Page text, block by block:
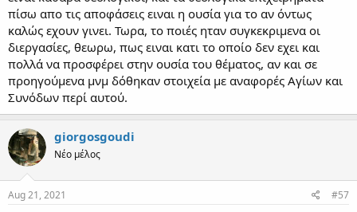
πίσω απο τις αποφάσεις ειναι η ουσία για το αν όντως
καλώς εχουν γινει. Τωρα, το ποιές ηταν συγκεκριμενα οι
διεργασίες, θεωρω, πως ειναι κατι το οποίο δεν εχει και
πολλά να προσφέρει στην ουσία του θέματος, αν και σε
προηγούμενα μνμ δόθηκαν στοιχεία με αναφορές Αγίων και
Συνόδων περί αυτού.
giorgosgoudi
Νέο μέλος
Aug 21, 2021 #57